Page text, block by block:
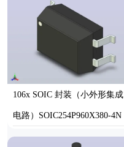
106x SOIC 封装（小外形集成
电路）SOIC254P960X380-4N
STP